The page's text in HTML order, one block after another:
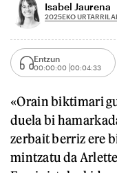
Isabel Jaurena
2025EKO
Entzun
00:00:00 00:04:33
«Orain biktimari
duela bi
zerbait berriz ere
mintzatu da